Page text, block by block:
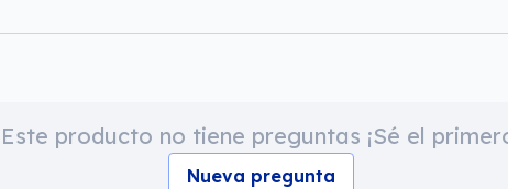
Este producto no tiene preguntas ¡Sé el
Nueva pregunta